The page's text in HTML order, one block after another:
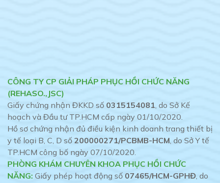
CÔNG TY CP GIẢI PHÁP PHỤC HỒI CHỨC NĂNG
(REHASO.,JSC)
Giấy chứng nhận ĐKKD số 0315154081, do Sở Kế
hoạch và Đầu tư TP.HCM cấp ngày 01/10/2020.
Hồ sơ chứng nhận đủ điều kiện kinh doanh trang thiết bị
y tế loại B, C, D số 200000271/PCBMB-HCM, do Sở Y tế
TP.HCM công bố ngày 07/10/2020.
PHÒNG KHÁM CHUYÊN KHOA PHỤC HỒI CHỨC
NĂNG: Giấy phép hoạt động số 07465/HCM-GPHĐ, do